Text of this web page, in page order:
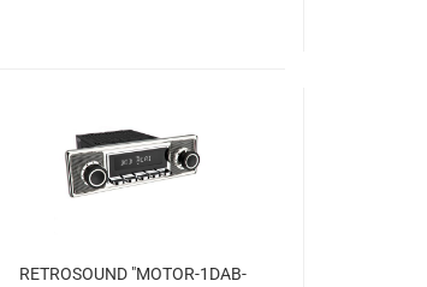
RETROSOUND "MOTOR-1DAB-